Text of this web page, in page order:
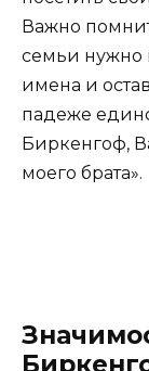
Важно
семьи нужно
имена и
падеже
Биркенгоф,
моего брата».